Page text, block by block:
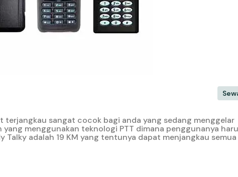
terjangkau sangat cocok bagi anda yang sedang menggelar
menggunakan teknologi PTT dimana penggunanya
adalah 19 KM yang tentunya dapat menjangkau semua